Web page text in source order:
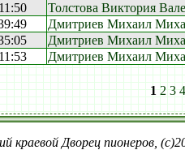
Толстова Виктория
Дмитриев Михаил
Дмитриев Михаил
Дмитриев Михаил
1 2 3 4
краевой Дворец пионеров,